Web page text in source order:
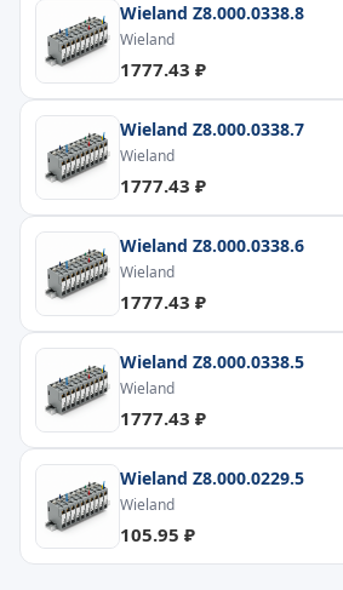
Wieland Z8.000.0338.8
Wieland
1777.43 ₽
Wieland Z8.000.0338.7
Wieland
1777.43 ₽
Wieland Z8.000.0338.6
Wieland
1777.43 ₽
Wieland Z8.000.0338.5
Wieland
1777.43 ₽
Wieland Z8.000.0229.5
Wieland
105.95 ₽